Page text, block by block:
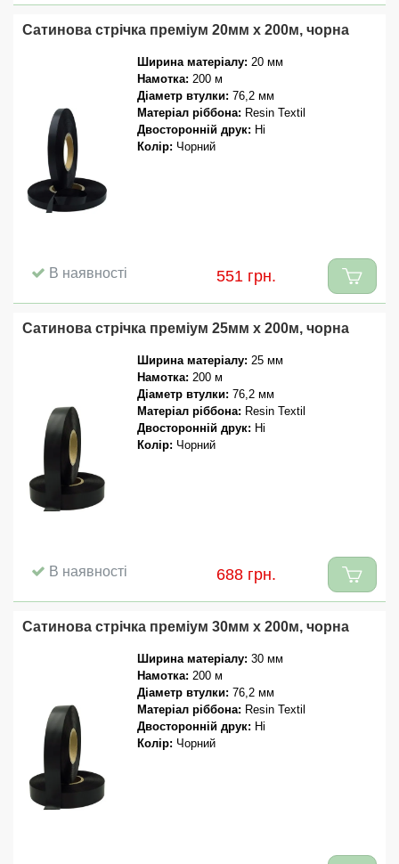
Сатинова стрічка преміум 20мм x 200м, чорна
Ширина матеріалу: 20 мм
Намотка: 200 м
Діаметр втулки: 76,2 мм
Матеріал ріббона: Resin Textil
Двосторонній друк: Ні
Колір: Чорний
В наявності 551 грн.
Сатинова стрічка преміум 25мм x 200м, чорна
Ширина матеріалу: 25 мм
Намотка: 200 м
Діаметр втулки: 76,2 мм
Матеріал ріббона: Resin Textil
Двосторонній друк: Ні
Колір: Чорний
В наявності 688 грн.
Сатинова стрічка преміум 30мм x 200м, чорна
Ширина матеріалу: 30 мм
Намотка: 200 м
Діаметр втулки: 76,2 мм
Матеріал ріббона: Resin Textil
Двосторонній друк: Ні
Колір: Чорний